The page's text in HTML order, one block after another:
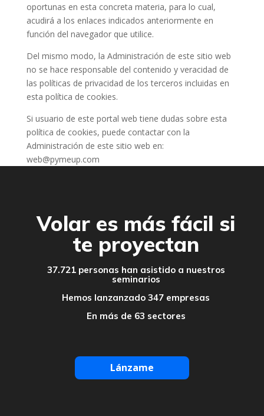
oportunas en esta concreta materia, para lo cual,
acudirá a los enlaces indicados anteriormente en
función del navegador que utilice.
Del mismo modo, la Administración de este sitio web
no se hace responsable del contenido y veracidad de
las políticas de privacidad de los terceros incluidas en
esta política de cookies.
Si usuario de este portal web tiene dudas sobre esta
política de cookies, puede contactar con la
Administración de este sitio web en:
web@pymeup.com
Volar es más fácil si
te proyectan
37.721 personas han asistido a nuestros
seminarios
Hemos lanzanzado 347 empresas
En más de 63 sectores
Lánzame